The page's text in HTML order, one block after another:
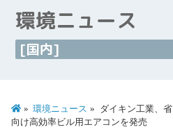
環境ニュース
[国内]
環境ニュース
ダイキン工業、
向け高効率ビル用エアコンを発売